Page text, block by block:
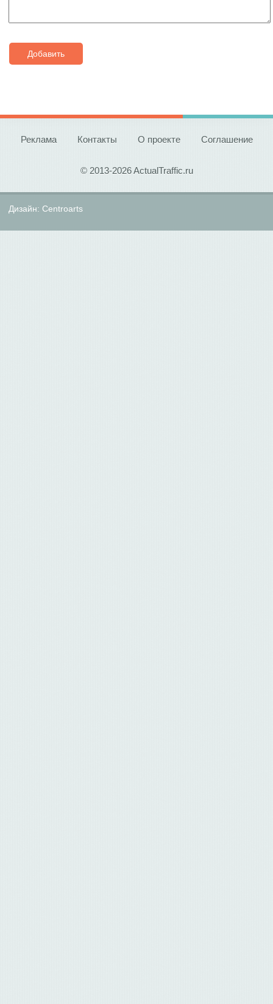
Добавить
Реклама Контакты О проекте Соглашение
© 2013-2026 ActualTraffic.ru
Дизайн: Centroarts